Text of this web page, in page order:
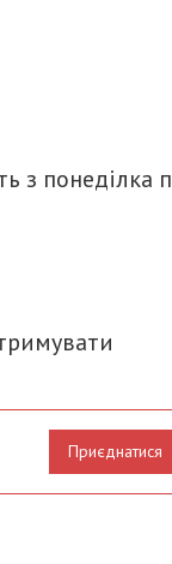
з понеділка
Приєднатися